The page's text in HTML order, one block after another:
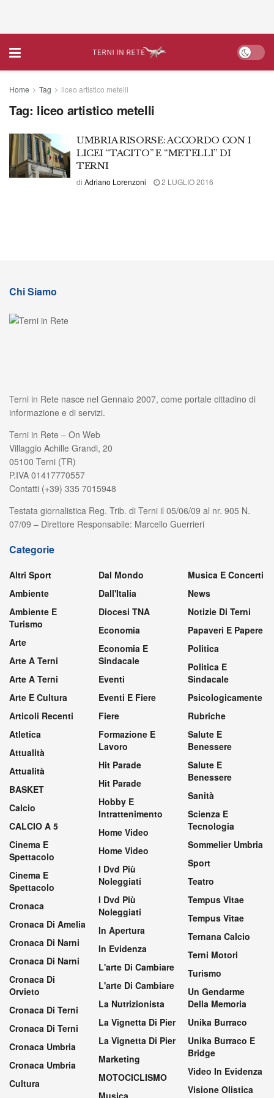
Home Tag liceo artistico metelli
Tag: liceo artistico metelli
UMBRIA RISORSE: ACCORDO CON I
LICEI “TACITO” E “METELLI” DI
TERNI
di Adriano Lorenzoni 2 LUGLIO 2016
Chi Siamo
Terni in Rete nasce nel Gennaio 2007, come portale cittadino di
informazione e di servizi.
Terni in Rete – On Web
Villaggio Achille Grandi, 20
05100 Terni (TR)
P.IVA 01417770557
Contatti (+39) 335 7015948
Testata giornalistica Reg. Trib. di Terni il 05/06/09 al nr. 905 N.
07/09 – Direttore Responsabile: Marcello Guerrieri
Categorie
Altri Sport
Ambiente
Ambiente E
Turismo
Arte
Arte A Terni
Arte A Terni
Arte E Cultura
Articoli Recenti
Atletica
Attualità
Attualità
BASKET
Calcio
CALCIO A 5
Cinema E
Spettacolo
Cinema E
Spettacolo
Cronaca
Cronaca Di Amelia
Cronaca Di Narni
Cronaca Di Narni
Cronaca Di
Orvieto
Cronaca Di Terni
Cronaca Di Terni
Cronaca Umbria
Cronaca Umbria
Cultura
Dal Mondo
Dall'Italia
Diocesi TNA
Economia
Economia E
Sindacale
Eventi
Eventi E Fiere
Fiere
Formazione E
Lavoro
Hit Parade
Hit Parade
Hobby E
Intrattenimento
Home Video
Home Video
I Dvd Più
Noleggiati
I Dvd Più
Noleggiati
In Apertura
In Evidenza
L'arte Di Cambiare
L'arte Di Cambiare
La Nutrizionista
La Vignetta Di Pier
La Vignetta Di Pier
Marketing
MOTOCICLISMO
Musica
Musica E Concerti
News
Notizie Di Terni
Papaveri E Papere
Politica
Politica E
Sindacale
Psicologicamente
Rubriche
Salute E
Benessere
Salute E
Benessere
Sanità
Scienza E
Tecnologia
Sommelier Umbria
Sport
Teatro
Tempus Vitae
Tempus Vitae
Ternana Calcio
Terni Motori
Turismo
Un Gendarme
Della Memoria
Unika Burraco
Unika Burraco E
Bridge
Video In Evidenza
Visione Olistica